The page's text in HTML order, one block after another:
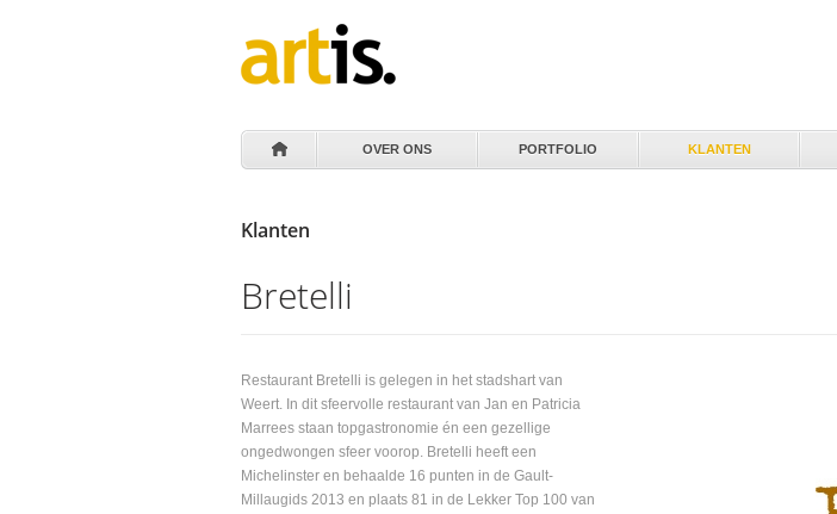
Klanten
Bretelli
Restaurant Bretelli is gelegen in het stadshart van
Weert. In dit sfeervolle restaurant van Jan en Patricia
Marrees staan topgastronomie én een gezellige
ongedwongen sfeer voorop. Bretelli heeft een
Michelinster en behaalde 16 punten in de Gault-
Millaugids 2013 en plaats 81 in de Lekker Top 100 van
OVER ONS PORTFOLIO KLANTEN